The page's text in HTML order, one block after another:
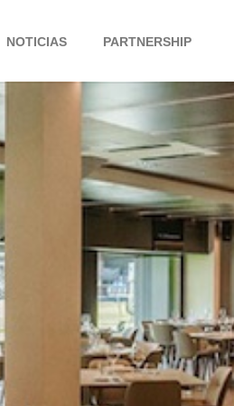
NOTICIAS PARTNERSHIP